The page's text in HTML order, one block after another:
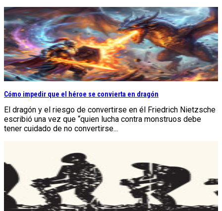
Cómo impedir que el héroe se convierta en dragón
El dragón y el riesgo de convertirse en él Friedrich Nietzsche
escribió una vez que “quien lucha contra monstruos debe
tener cuidado de no convertirse...